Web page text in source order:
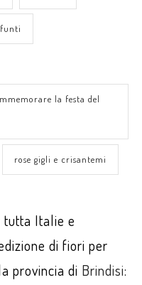
la festa del
rose gigli e crisantemi
tutta Italie e
di fiori per
provincia di Brindisi: